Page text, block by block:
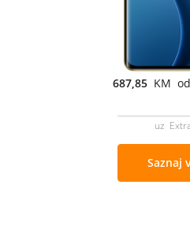
687,85 KM
uz
Saznaj